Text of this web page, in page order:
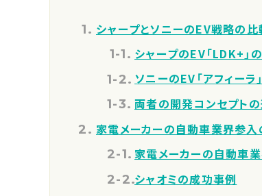
シャープとソニーのEV戦略の比
シャープのEV「LDK+」
ソニーのEV「アフィーラ
両者の開発コンセプト
家電メーカーの自動車業界参入
家電メーカーの自動車
シャオミの成功事例